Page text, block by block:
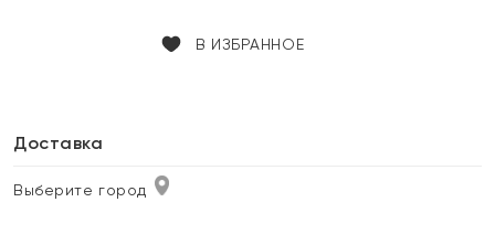
В ИЗБРАННОЕ
Доставка
Выберите город